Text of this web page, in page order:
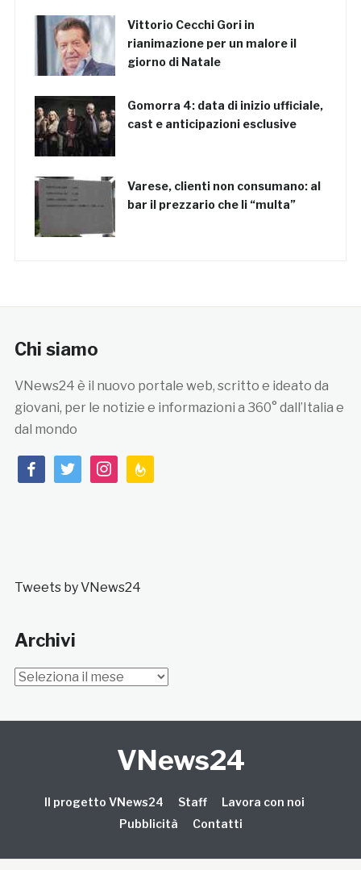
Vittorio Cecchi Gori in
rianimazione per un malore il
giorno di Natale
Gomorra 4: data di inizio ufficiale,
cast e anticipazioni esclusive
Varese, clienti non consumano: al
bar il prezzario che li “multa”
Chi siamo
VNews24 è il nuovo portale web, scritto e ideato da
giovani, per le notizie e informazioni a 360° dall’Italia e
dal mondo
facebooktwitterinstagramfeedburner
Tweets by VNews24
Archivi
Archivi
VNews24
Il progetto VNews24 Staff
Lavora con noi
Pubblicità
Contatti